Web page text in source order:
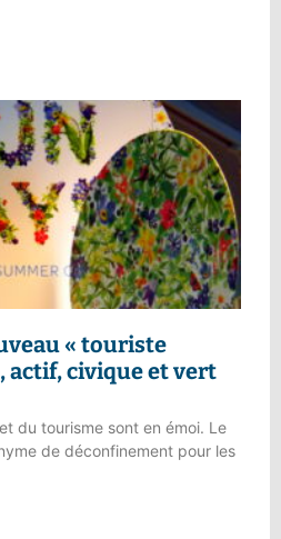
« touriste
actif, civique et vert
du tourisme sont en émoi. Le
de déconfinement pour les